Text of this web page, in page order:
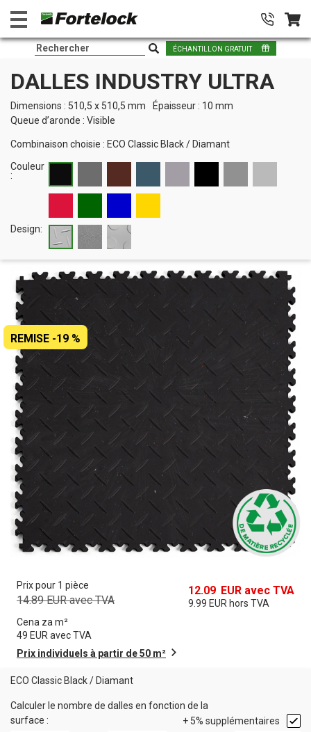
ÉCHANTILLON GRATUIT
DALLES INDUSTRY ULTRA
Dimensions : 510,5 x 510,5 mm
Épaisseur : 10 mm
Queue d’aronde : Visible
Combinaison choisie : ECO Classic Black/ Diamant
Couleur
:
Design:
REMISE -19 %
Prix pour 1 pièce
14.89 EUR avec TVA
Cena za m²
49 EUR avec TVA
12.09 EUR avec TVA
9.99 EUR hors TVA
Prix individuels à partir de 50 m²
ECO Classic Black/ Diamant
Calculer le nombre de dalles en fonction de la
surface :
+ 5% supplémentaires